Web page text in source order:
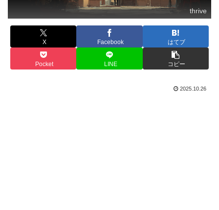
thrive
X Facebook はてブ
Pocket LINE コピー
2025.10.26